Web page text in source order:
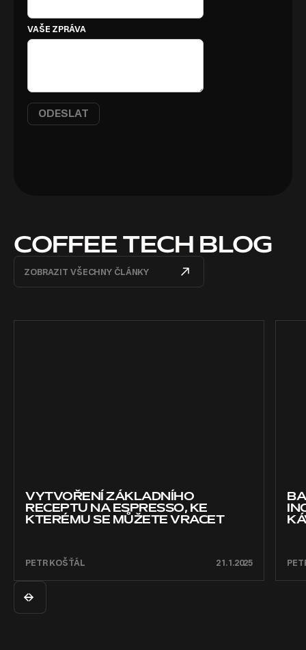
VAŠE ZPRÁVA
COFFEE TECH BLOG
ZOBRAZIT VŠECHNY ČLÁNKY
VYTVOŘENÍ ZÁKLADNÍHO
RECEPTU NA ESPRESSO, KE
KTERÉMU SE MŮŽETE VRACET
PETR KOŠŤÁL 21.1.2025